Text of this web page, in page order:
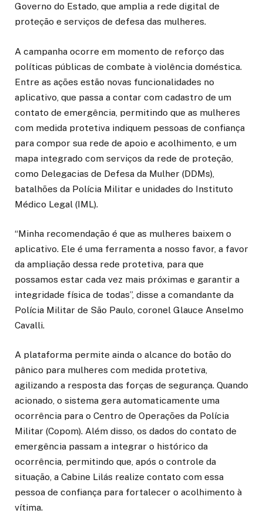
Governo do Estado, que amplia a rede digital de
proteção e serviços de defesa das mulheres.
A campanha ocorre em momento de reforço das
políticas públicas de combate à violência doméstica.
Entre as ações estão novas funcionalidades no
aplicativo, que passa a contar com cadastro de um
contato de emergência, permitindo que as mulheres
com medida protetiva indiquem pessoas de confiança
para compor sua rede de apoio e acolhimento, e um
mapa integrado com serviços da rede de proteção,
como Delegacias de Defesa da Mulher (DDMs),
batalhões da Polícia Militar e unidades do Instituto
Médico Legal (IML).
“Minha recomendação é que as mulheres baixem o
aplicativo. Ele é uma ferramenta a nosso favor, a favor
da ampliação dessa rede protetiva, para que
possamos estar cada vez mais próximas e garantir a
integridade física de todas”, disse a comandante da
Polícia Militar de São Paulo, coronel Glauce Anselmo
Cavalli.
A plataforma permite ainda o alcance do botão do
pânico para mulheres com medida protetiva,
agilizando a resposta das forças de segurança. Quando
acionado, o sistema gera automaticamente uma
ocorrência para o Centro de Operações da Polícia
Militar (Copom). Além disso, os dados do contato de
emergência passam a integrar o histórico da
ocorrência, permitindo que, após o controle da
situação, a Cabine Lilás realize contato com essa
pessoa de confiança para fortalecer o acolhimento à
vítima.